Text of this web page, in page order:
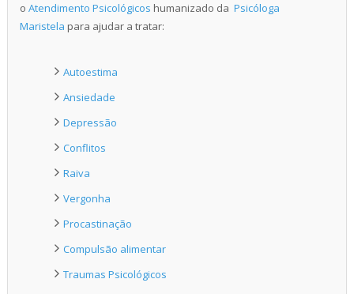
o Atendimento Psicológicos humanizado da Psicóloga
Maristela para ajudar a tratar:
Autoestima
Ansiedade
Depressão
Conflitos
Raiva
Vergonha
Procastinação
Compulsão alimentar
Traumas Psicológicos